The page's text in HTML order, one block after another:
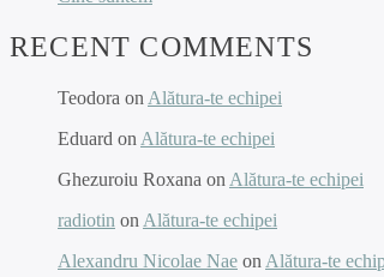
RECENT COMMENTS
Teodora on Alătura-te echipei
Eduard on Alătura-te echipei
Ghezuroiu Roxana on Alătura-te echipei
radiotin on Alătura-te echipei
Alexandru Nicolae Nae on Alătura-te